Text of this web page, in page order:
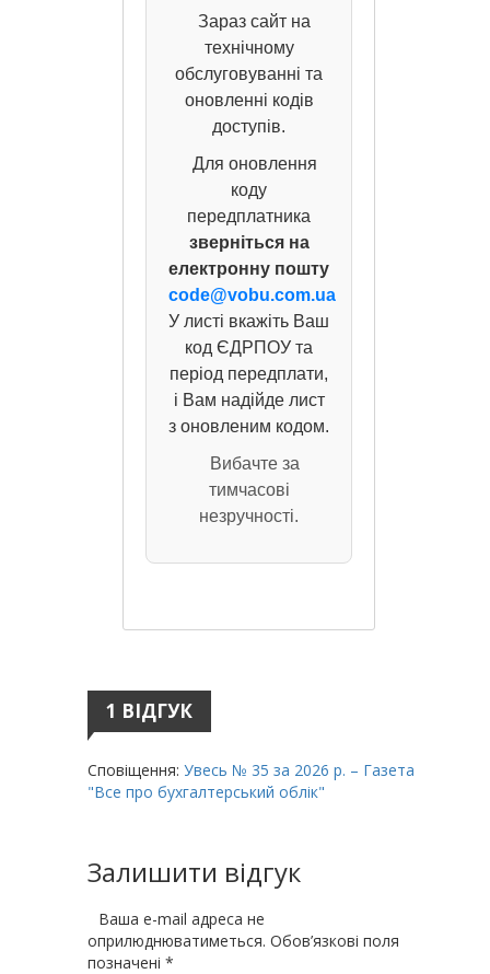
Зараз сайт на
технічному
обслуговуванні та
оновленні кодів
доступів.
Для оновлення
коду
передплатника
зверніться на
електронну пошту
code@vobu.com.ua
У листі вкажіть Ваш
код ЄДРПОУ та
період передплати,
і Вам надійде лист
з оновленим кодом.
Вибачте за
тимчасові
незручності.
1 ВІДГУК
Сповіщення: Увесь № 35 за 2026 р. – Газета
"Все про бухгалтерський облік"
Залишити відгук
Ваша e-mail адреса не
оприлюднюватиметься. Обов’язкові поля
позначені *